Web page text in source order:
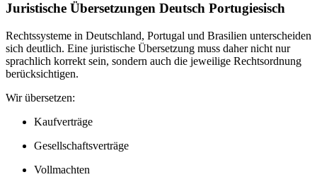
Juristische Übersetzungen Deutsch Portugiesisch
Rechtssysteme in Deutschland, Portugal und Brasilien unterscheiden
sich deutlich. Eine juristische Übersetzung muss daher nicht nur
sprachlich korrekt sein, sondern auch die jeweilige Rechtsordnung
berücksichtigen.
Wir übersetzen:
Kaufverträge
Gesellschaftsverträge
Vollmachten